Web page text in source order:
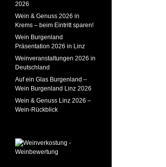
2026
Wein & Genuss 2026 in
Krems – beim Eintritt sparen!
Wein Burgenland
Präsentation 2026 in Linz
Weinveranstaltungen 2026 in
Deutschland
Auf ein Glas Burgenland –
Wein Burgenland Linz 2026
Wein & Genuss Linz 2026 –
Wein-Rückblick